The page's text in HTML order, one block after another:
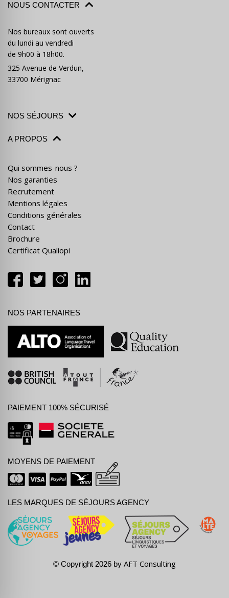
NOUS CONTACTER
Nos bureaux sont ouverts
du lundi au vendredi
de 9h00 à 18h00.
325 Avenue de Verdun,
33700 Mérignac
NOS SÉJOURS
A PROPOS
Qui sommes-nous ?
Nos garanties
Recrutement
Mentions légales
Conditions générales
Contact
Brochure
Certificat Qualiopi
NOS PARTENAIRES
PAIEMENT 100% SÉCURISÉ
MOYENS DE PAIEMENT
LES MARQUES DE SÉJOURS AGENCY
© Copyright 2026 by AFT Consulting